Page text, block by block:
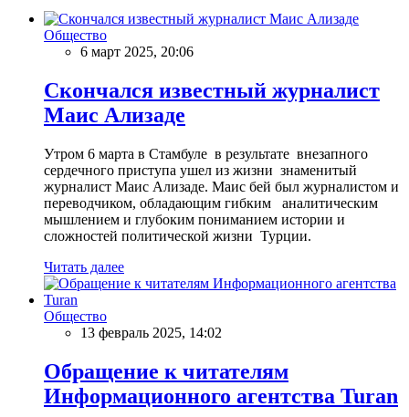
Общество
6 март 2025, 20:06
Скончался известный журналист
Маис Ализаде
Утром 6 марта в Стамбуле в результате внезапного
сердечного приступа ушел из жизни знаменитый
журналист Маис Ализаде. Маис бей был журналистом и
переводчиком, обладающим гибким аналитическим
мышлением и глубоким пониманием истории и
сложностей политической жизни Турции.
Читать далее
Общество
13 февраль 2025, 14:02
Обращение к читателям
Информационного агентства Turan